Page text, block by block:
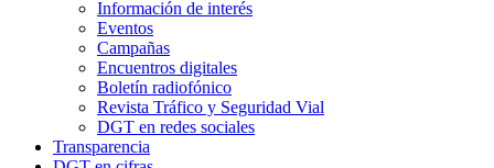
Información de interés
Eventos
Campañas
Encuentros digitales
Boletín radiofónico
Revista Tráfico y Seguridad Vial
DGT en redes sociales
Transparencia